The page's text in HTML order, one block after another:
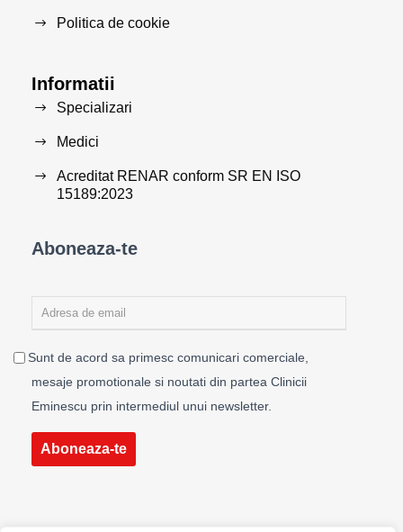
Politica de cookie
Informatii
Specializari
Medici
Acreditat RENAR conform SR EN ISO
15189:2023
Aboneaza-te
Sunt de acord sa primesc comunicari comerciale,
mesaje promotionale si noutati din partea Clinicii
Eminescu prin intermediul unui newsletter.
Aboneaza-te